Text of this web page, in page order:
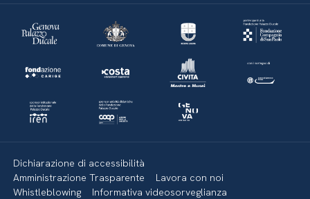
Dichiarazione di accessibilità
Amministrazione Trasparente
Lavora con noi
Whistleblowing
Informativa videosorveglianza